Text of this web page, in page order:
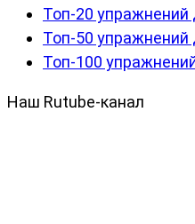
Топ-20 упражнений
Топ-50 упражнений
Топ-100
Наш Rutube-канал